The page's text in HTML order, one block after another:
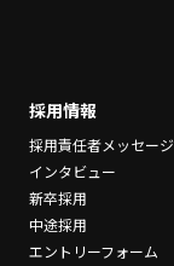
採用情報
採用責任者メッセージ
インタビュー
新卒採用
中途採用
エントリーフォーム